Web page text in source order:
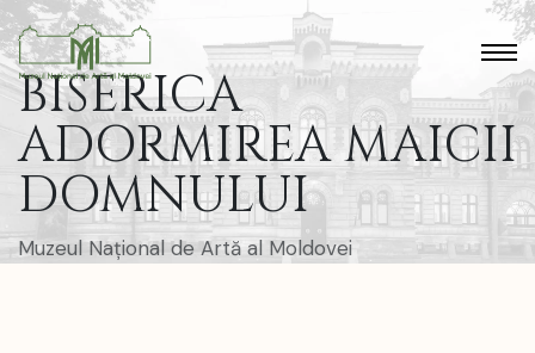
BISERICA
ADORMIREA MAICII
DOMNULUI
Muzeul Național de Artă al Moldovei